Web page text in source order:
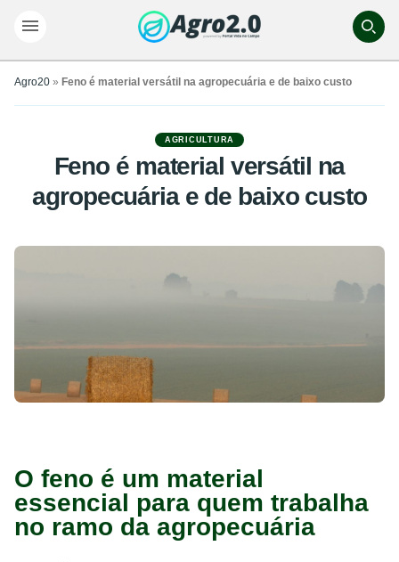
Agro20 » Feno é material versátil na agropecuária e de baixo custo
AGRICULTURA
Feno é material versátil na
agropecuária e de baixo custo
O feno é um material
essencial para quem trabalha
no ramo da agropecuária